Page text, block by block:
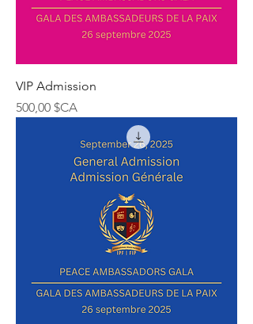
VIP Admission
Prix
500,00 $CA